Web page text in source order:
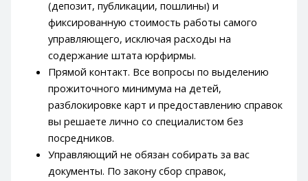
(депозит, публикации, пошлины) и
фиксированную стоимость работы самого
управляющего, исключая расходы на
содержание штата юрфирмы.
Прямой контакт. Все вопросы по выделению
прожиточного минимума на детей,
разблокировке карт и предоставлению справок
вы решаете лично со специалистом без
посредников.
Управляющий не обязан собирать за вас
документы. По закону сбор справок,